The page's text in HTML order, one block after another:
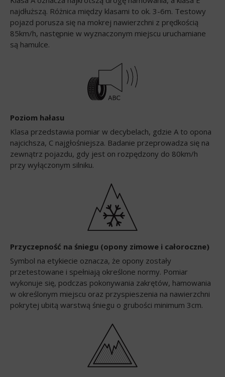
najdłuższą. Różnica między klasami to ok. 3-6m. Testowy
pojazd porusza się na mokrej nawierzchni z prędkością
85km/h, następnie w wyznaczonym miejscu uruchamiane
są hamulce.
Poziom hałasu
Klasa przedstawia pomiar w decybelach, gdzie A to opona
najcichsza, C najgłośniejsza. Badanie przeprowadza się na
zewnątrz pojazdu, gdy jest on rozpędzony do 80km/h
przy wyłączonym silniku.
Przyczepność na śniegu (opony zimowe i całoroczne)
Symbol na etykiecie oznacza, że opony zostały
przetestowane i spełniają określone normy. Pomiar
wykonuje się, podczas pokonywania zakrętów, hamowania
w określonym miejscu oraz przyspieszenia na nawierzchni
pokrytej ubitą warstwą śniegu o grubości minimum 3cm.